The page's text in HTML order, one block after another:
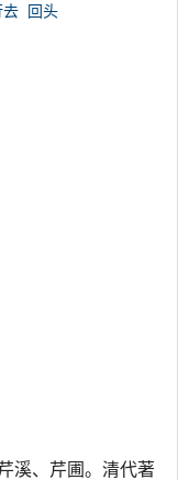
去 回头
溪、芹圃。清代著